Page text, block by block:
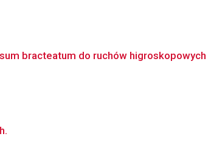
bracteatum do ruchów higroskopowych